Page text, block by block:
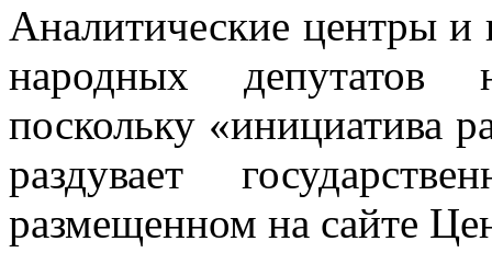
Аналитические центры и
народных депутатов
поскольку «инициатива
раздувает
размещенном на сайте